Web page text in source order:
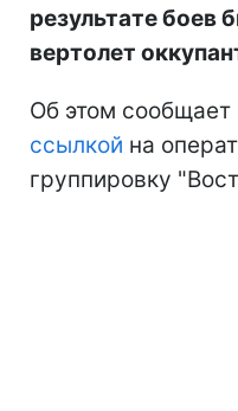
результате боев
вертолет
Об этом сообщает
ссылкой на
группировку